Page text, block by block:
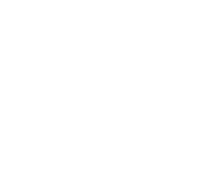
linha no cancro da
em doentes não
(L)1